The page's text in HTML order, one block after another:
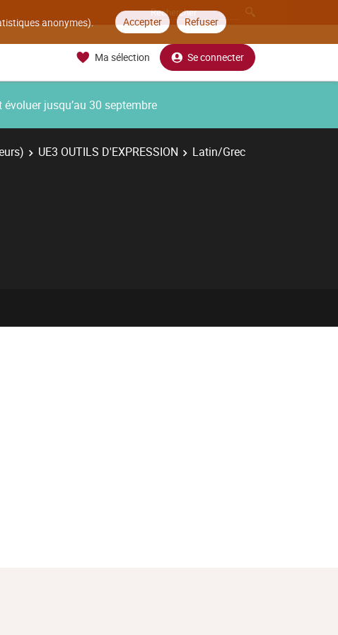
anonymes). Accepter Refuser
Ma sélection Se connecter
jusqu’au 30 septembre
UE3 OUTILS D'EXPRESSION Latin/Grec